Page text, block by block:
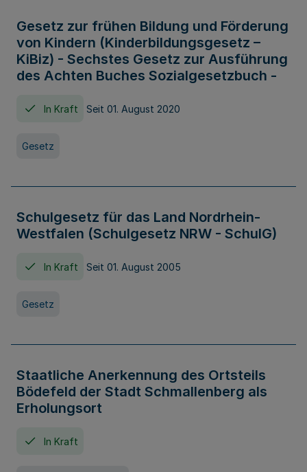
Gesetz zur frühen Bildung und Förderung
von Kindern (Kinderbildungsgesetz –
KiBiz) - Sechstes Gesetz zur Ausführung
des Achten Buches Sozialgesetzbuch -
In Kraft Seit 01. August 2020
Gesetz
Schulgesetz für das Land Nordrhein-
Westfalen (Schulgesetz NRW - SchulG)
In Kraft Seit 01. August 2005
Gesetz
Staatliche Anerkennung des Ortsteils
Bödefeld der Stadt Schmallenberg als
Erholungsort
In Kraft